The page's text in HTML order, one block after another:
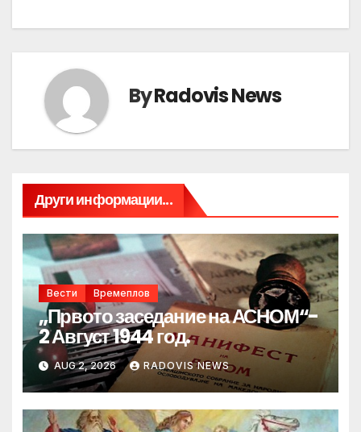
ByRadovis News
Други информации...
Вести Времеплов
„Првото заседание на АСНОМ“-
2 Август 1944 год.
AUG 2, 2026 RADOVIS NEWS